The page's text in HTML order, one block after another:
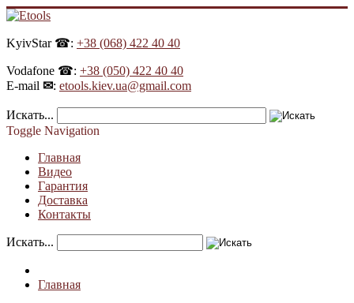
KyivStar ☎: +38 (068) 422 40 40
Vodafone ☎: +38 (050) 422 40 40
E-mail ✉: etools.kiev.ua@gmail.com
Искать...
Toggle Navigation
Главная
Видео
Гарантия
Доставка
Контакты
Искать...
Главная